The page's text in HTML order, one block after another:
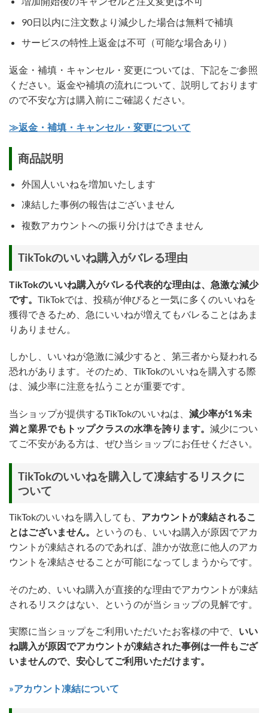
90日以内に注文数より減少した場合は無料で補填
サービスの特性上返金は不可（可能な場合あり）
返金・補填・キャンセル・変更については、下記をご参照
ください。返金や補填の流れについて、説明しております
ので不安な方は購入前にご確認ください。
≫返金・補填・キャンセル・変更について
商品説明
外国人いいねを増加いたします
凍結した事例の報告はございません
複数アカウントへの振り分けはできません
TikTokのいいね購入がバレる理由
TikTokのいいね購入がバレる代表的な理由は、急激な減少
です。 TikTokでは、投稿が伸びると一気に多くのいいねを
獲得できるため、急にいいねが増えてもバレることはあま
りありません。
しかし、いいねが急激に減少すると、第三者から疑われる
恐れがあります。そのため、TikTokのいいねを購入する際
は、減少率に注意を払うことが重要です。
当ショップが提供するTikTokのいいねは、 減少率が1％未
満と業界でもトップクラスの水準を誇ります。 減少につい
てご不安がある方は、ぜひ当ショップにお任せください。
TikTokのいいねを購入して凍結するリスクに
ついて
TikTokのいいねを購入しても、 アカウントが凍結されるこ
とはございません。
というのも、いいね購入が原因でアカ
ウントが凍結されるのであれば、誰かが故意に他人のアカ
ウントを凍結させることが可能になってしまうからです。
そのため、いいね購入が直接的な理由でアカウントが凍結
されるリスクはない、というのが当ショップの見解です。
実際に当ショップをご利用いただいたお客様の中で、 いい
ね購入が原因でアカウントが凍結された事例は一件もござ
いませんので、安心してご利用いただけます。
»アカウント凍結について